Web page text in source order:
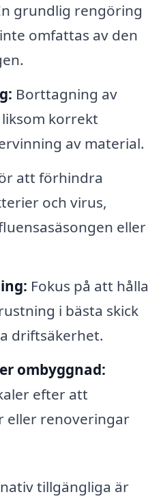
grundlig rengöring
omfattas av den
Borttagning av
korrekt
av material.
att förhindra
och virus,
eller
Fokus på att hålla
i bästa skick
driftsäkerhet.
ombyggnad:
efter att
eller renoveringar
tillgängliga är